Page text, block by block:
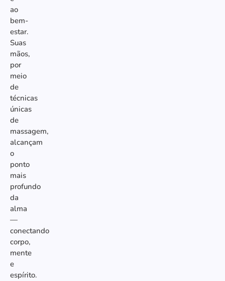
ao
bem-
estar.
Suas
mãos,
por
meio
de
técnicas
únicas
de
massagem,
alcançam
o
ponto
mais
profundo
da
alma
—
conectando
corpo,
mente
e
espírito.